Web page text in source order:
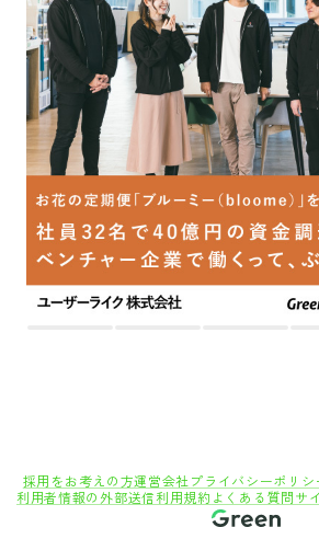
採用をお考えの方運営会社 プライバシーポリシ
利用者情報の外部送信利用規約 よくある質問 サ